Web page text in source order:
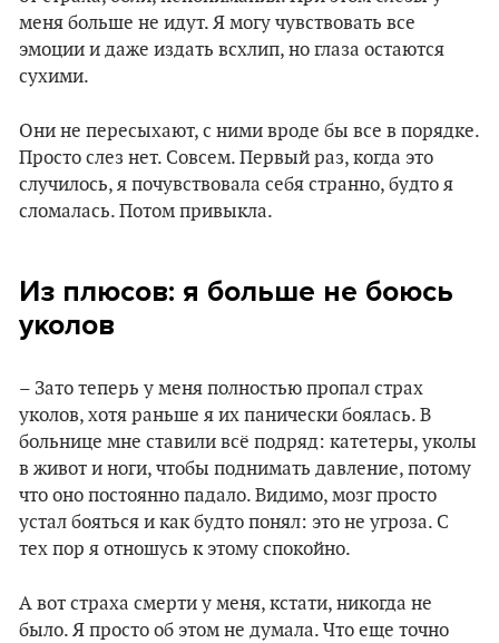
меня больше не идут. Я могу чувствовать все
эмоции и даже издать всхлип, но глаза остаются
сухими.
Они не пересыхают, с ними вроде бы все в порядке.
Просто слез нет. Совсем. Первый раз, когда это
случилось, я почувствовала себя странно, будто я
сломалась. Потом привыкла.
Из плюсов: я больше не боюсь
уколов
– Зато теперь у меня полностью пропал страх
уколов, хотя раньше я их панически боялась. В
больнице мне ставили всё подряд: катетеры, уколы
в живот и ноги, чтобы поднимать давление, потому
что оно постоянно падало. Видимо, мозг просто
устал бояться и как будто понял: это не угроза. С
тех пор я отношусь к этому спокойно.
А вот страха смерти у меня, кстати, никогда не
было. Я просто об этом не думала. Что еще точно